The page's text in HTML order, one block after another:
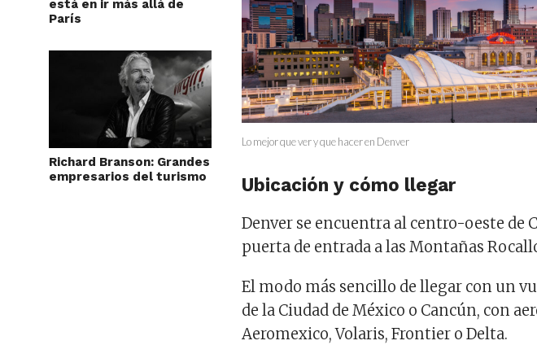
está en ir más allá de
París
Richard Branson: Grandes
empresarios del turismo
Lo mejor que ver y que hacer en Denver
Ubicación y cómo llegar
Denver se encuentra al centro-oeste de
puerta de entrada a las Montañas
El modo más sencillo de llegar con un
de la Ciudad de México o Cancún, con
Aeromexico, Volaris, Frontier o Delta.